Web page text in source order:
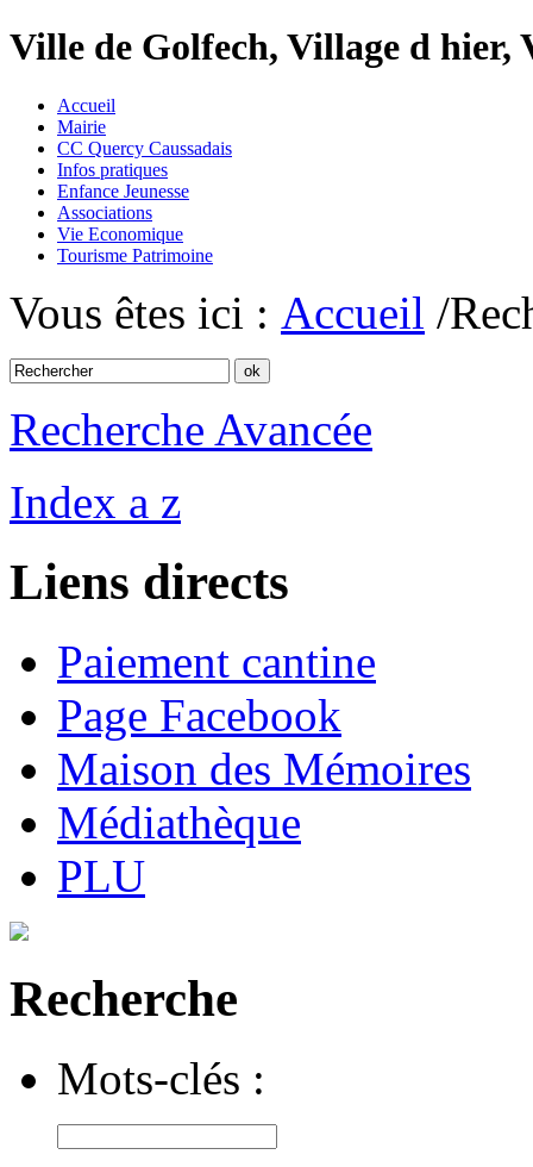
Ville de Golfech, Village d
Accueil
Mairie
CC Quercy Caussadais
Infos pratiques
Enfance Jeunesse
Associations
Vie Economique
Tourisme Patrimoine
Vous êtes ici : Accueil /
Recherche Avancée
Index a z
Liens directs
Paiement cantine
Page Facebook
Maison des Mémoires
Médiathèque
PLU
Recherche
Mots-clés :